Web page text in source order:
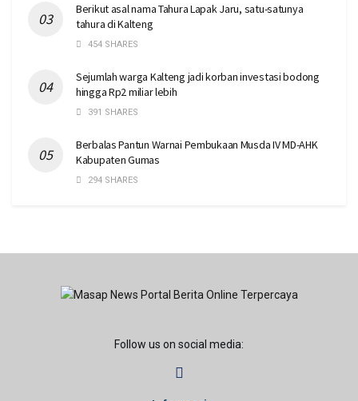
Berikut asal nama Tahura Lapak Jaru, satu-satunya
tahura di Kalteng
454 SHARES
Sejumlah warga Kalteng jadi korban investasi bodong
hingga Rp2 miliar lebih
391 SHARES
Berbalas Pantun Warnai Pembukaan Musda IV MD-AHK
Kabupaten Gumas
294 SHARES
Follow us on social media: